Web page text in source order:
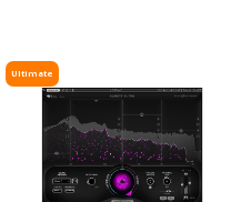
Ultimate